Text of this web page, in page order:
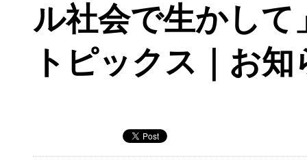
ル社会で生かして
トピックス｜お知